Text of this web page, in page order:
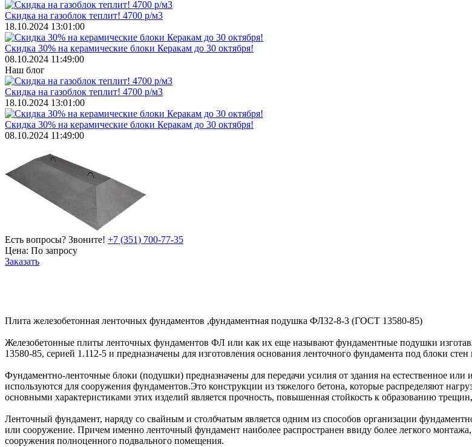
Скидка на газоблок теплит! 4700 р/м3
18.10.2024 13:01:00
Скидка 30% на керамические блоки Керакам до 30 октября!
08.10.2024 11:49:00
Наш блог
Скидка на газоблок теплит! 4700 р/м3
18.10.2024 13:01:00
Скидка 30% на керамические блоки Керакам до 30 октября!
08.10.2024 11:49:00
Есть вопросы? Звоните! +7 (351) 700-77-35
Цена: По запросу
Заказать
Плита железобетонная ленточных фундаментов ,фундаментная подушка ФЛ32-8-3 (ГОСТ 13580-85)
Железобетонные плиты ленточных фундаментов ФЛ или как их еще называют фундаментные подушки
13580-85, серией 1.112-5 и предназначены для изготовления основания ленточного фундамента под блоки
Фундаментно-ленточные блоки (подушки) предназначены для передачи усилия от здания на естественное или
используются для сооружения фундаментов.Это конструкции из тяжелого бетона, которые распределяют
основными характеристиками этих изделий является прочность, повышенная стойкость к образованию
Ленточный фундамент, наряду со свайным и столбчатым является одним из способов организации
или сооружение. Причем именно ленточный фундамент наиболее распространен ввиду более легкого
сооружения полноценного подвального помещения.